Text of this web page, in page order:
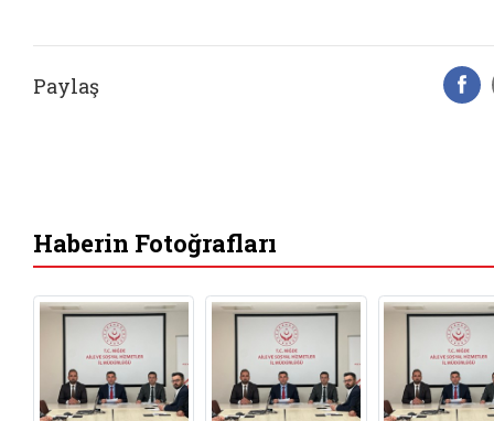
Paylaş
Haberin Fotoğrafları